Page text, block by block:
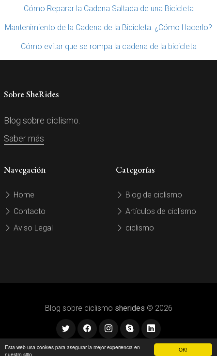
OK!
Esta web usa cookies para asegurar la mejor experiencia en
nuestro sitio.
Cómo Reparar la Cadena Saltada de una Bicicleta
Mantenimiento de la Cadena de la Bicicleta: ¿Cómo Hacerlo?
Cómo evitar que se rompa la cadena de la bicicleta
Sobre SheRides
Blog sobre ciclismo.
Saber más
Navegación
Home
Contacto
Aviso Legal
Categorías
Blog de ciclismo
Artículos de ciclismo
ciclismo
Blog sobre ciclismo sherides © 2026